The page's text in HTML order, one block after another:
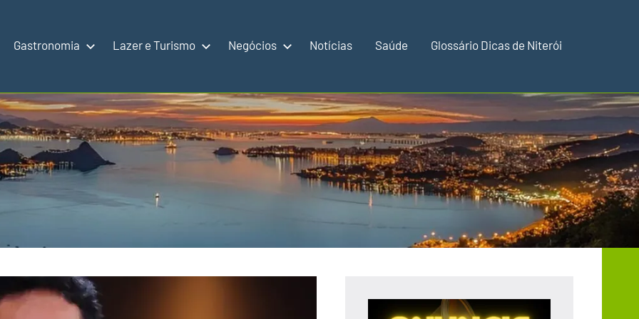
Gastronomia Lazer e Turismo Negócios Notícias Saúde Glossário Dicas de Niterói